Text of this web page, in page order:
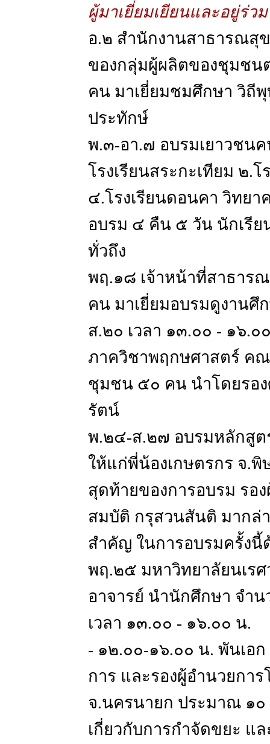
ผู้มาเยี่ยมเยียนและอยู่ร่ว
อ.๒ สำนักงานสาธารณสุ
ของกลุ่มผู้ผลิตของชุมชน
คน มาเยี่ยมชมศึกษา วิถี
ประทักษ์
พ.๓-อา.๗ อบรมเยาวชน
โรงเรียนสระกะเทียม ๒.
๔.โรงเรียนดอนคา วิทย
อบรม ๔ คืน ๕ วัน นักเรีย
ทั่วถึง
พฤ.๑๘ เจ้าหน้าที่สาธาร
คน มาเยี่ยมอบรมดูงานศึ
ส.๒๐ เวลา ๑๓.๐๐ - ๑๖.
ภาควิชาพฤกษศาสตร์ ค
ชุมชน ๕๐ คน นำโดยรอ
รัตน์
พ.๒๔-ส.๒๗ อบรมหลักสูต
ให้แก่พี่น้องเกษตรกร จ.
สุดท้ายของการอบรม รอ
สมบัติ กรุสวนสันติ มากล่
สำคัญ ในการอบรมครั้งนี้
พฤ.๒๕ มหาวิทยาลัยนเร
อาจารย์ นำนักศึกษา จำ
เวลา ๑๓.๐๐ - ๑๖.๐๐ น.
- ๑๒.๐๐-๑๖.๐๐ น. พันเอ
การ และรองผู้อำนวยกา
จ.นครนายก ประมาณ ๑๐
เกี่ยวกับการกำจัดขยะ แ